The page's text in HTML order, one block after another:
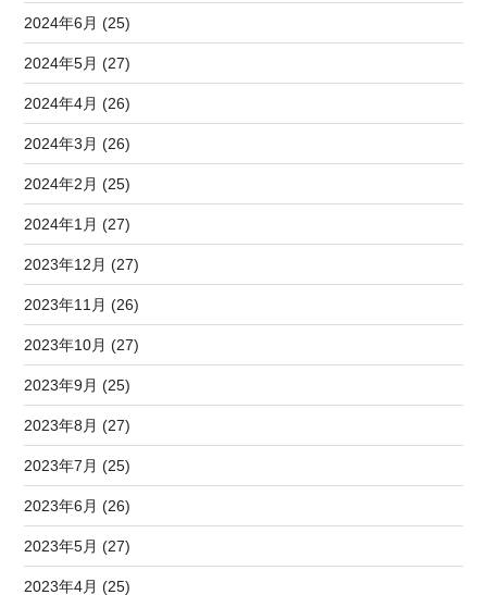
2024年6月 (25)
2024年5月 (27)
2024年4月 (26)
2024年3月 (26)
2024年2月 (25)
2024年1月 (27)
2023年12月 (27)
2023年11月 (26)
2023年10月 (27)
2023年9月 (25)
2023年8月 (27)
2023年7月 (25)
2023年6月 (26)
2023年5月 (27)
2023年4月 (25)